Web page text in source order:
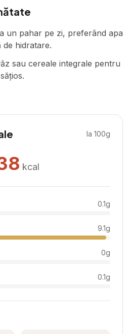
un pahar pe zi, preferând apa
hidratare.
sau cereale integrale pentru
la 100g
kcal
0.1g
9.1g
0g
0.1g